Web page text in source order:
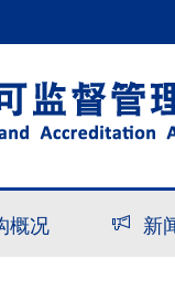
概况 新